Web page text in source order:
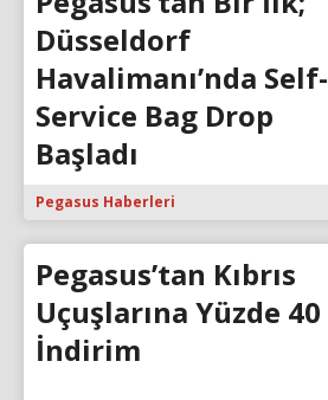
Düsseldorf
Havalimanı’nda Self-
Service Bag Drop
Başladı
Pegasus Haberleri
Pegasus’tan Kıbrıs
Uçuşlarına Yüzde 40
İndirim